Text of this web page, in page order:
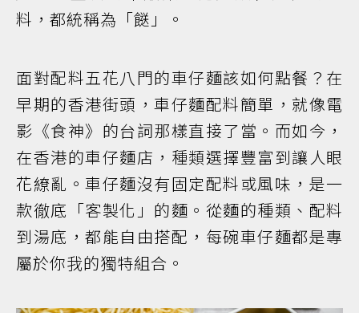
料，都統稱為「餸」。
面對配料五花八門的車仔麵該如何點餐？在
早期的香港街頭，車仔麵配料簡單，就像電
影《食神》的台詞那樣直接了當。而如今，
在香港的車仔麵店，種類選擇豐富到讓人眼
花繚亂。車仔麵沒有固定配料或風味，是一
款徹底「客製化」的麵。從麵的種類、配料
到湯底，都能自由搭配，每碗車仔麵都是專
屬於你我的獨特組合。